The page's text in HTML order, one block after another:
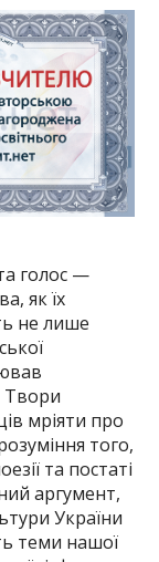
голос —
як їх
не лише
Твори
мріяти про
того,
та постаті
аргумент,
України
теми нашої